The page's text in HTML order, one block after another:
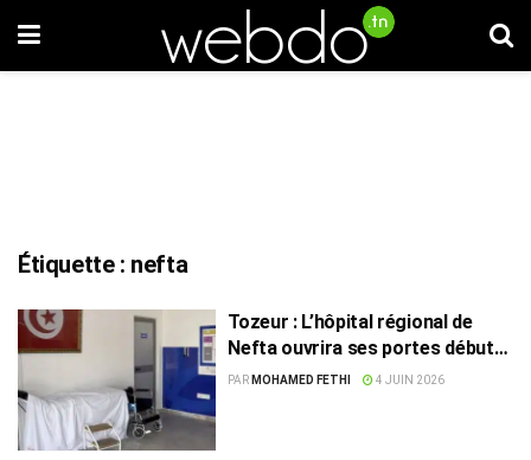
Étiquette : nefta
Tozeur : L’hôpital régional de
Nefta ouvrira ses portes début
2027
PAR MOHAMED FETHI 4 JUIN 2026